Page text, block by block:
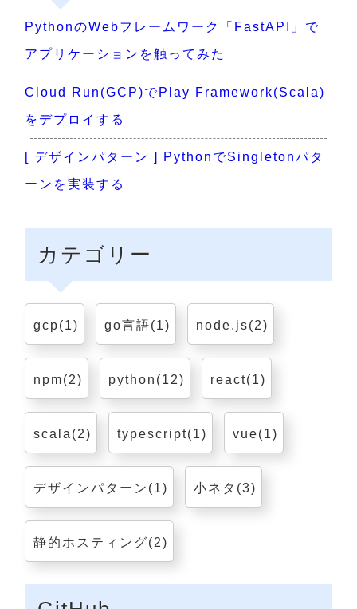
PythonのWebフレームワーク「FastAPI」で
アプリケーションを触ってみた
Cloud Run(GCP)でPlay Framework(Scala)
をデプロイする
[ デザインパターン ] PythonでSingletonパタ
ーンを実装する
カテゴリー
gcp(1) go言語(1) node.js(2)
npm(2) python(12) react(1)
scala(2) typescript(1) vue(1)
デザインパターン(1) 小ネタ(3)
静的ホスティング(2)